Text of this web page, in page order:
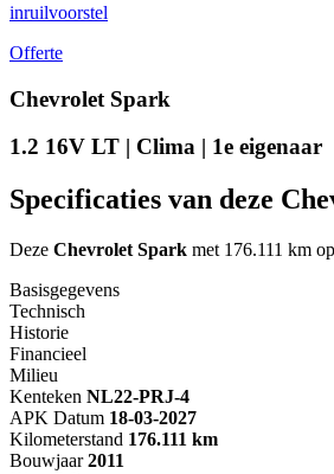
inruilvoorstel
Offerte
Chevrolet Spark
1.2 16V LT | Clima | 1e eigenaar
Specificaties van deze
Deze Chevrolet Spark met 176.111 km
Basisgegevens
Technisch
Historie
Financieel
Milieu
Kenteken NL22-PRJ-4
APK Datum 18-03-2027
Kilometerstand 176.111 km
Bouwjaar 2011